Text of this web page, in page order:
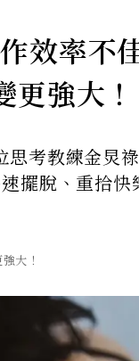
效率不
強大！
思考教練金炅
擺脫、重拾快
大！